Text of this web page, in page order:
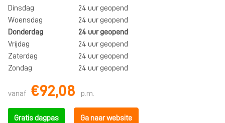
Dinsdag
24 uur geopend
Woensdag
24 uur geopend
Donderdag
24 uur geopend
Vrijdag
24 uur geopend
Zaterdag
24 uur geopend
Zondag
24 uur geopend
vanaf €92,08 p.m.
Gratis dagpas Ga naar website